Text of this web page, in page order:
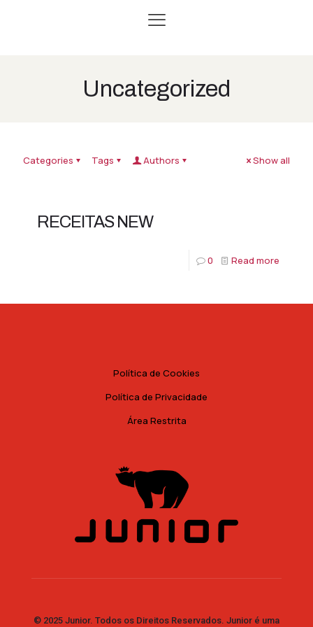
Uncategorized
Categories Tags Authors Show all
RECEITAS NEW
0 Read more
Política de Cookies
Política de Privacidade
Área Restrita
© 2025 Junior. Todos os Direitos Reservados. Junior é uma